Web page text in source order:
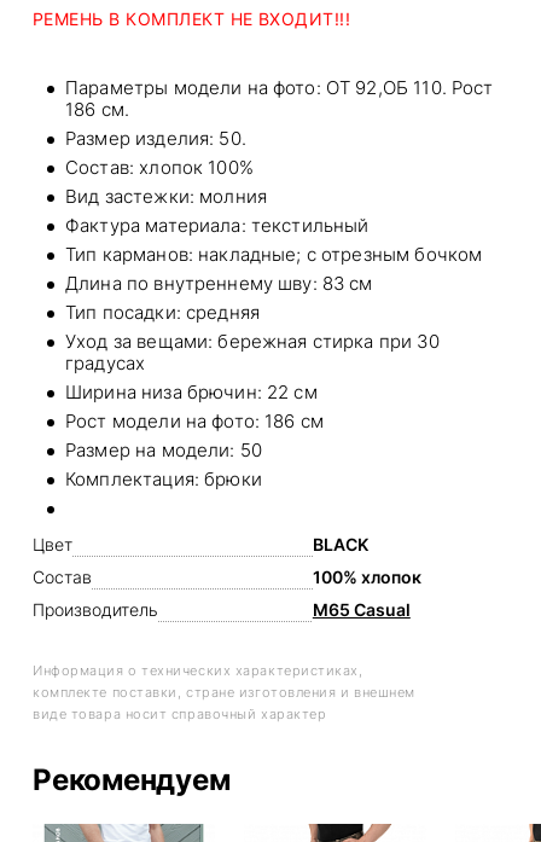
РЕМЕНЬ В КОМПЛЕКТ НЕ ВХОДИТ!!!
Параметры модели на фото: ОТ 92,ОБ 110. Рост
186 см.
Размер изделия: 50.
Состав: хлопок 100%
Вид застежки: молния
Фактура материала: текстильный
Тип карманов: накладные; с отрезным бочком
Длина по внутреннему шву: 83 см
Тип посадки: средняя
Уход за вещами: бережная стирка при 30
градусах
Ширина низа брючин: 22 см
Рост модели на фото: 186 см
Размер на модели: 50
Комплектация: брюки
Цвет
BLACK
Состав
100% хлопок
Производитель
M65 Casual
Информация о технических характеристиках,
комплекте поставки, стране изготовления и внешнем
виде товара носит справочный характер
Рекомендуем